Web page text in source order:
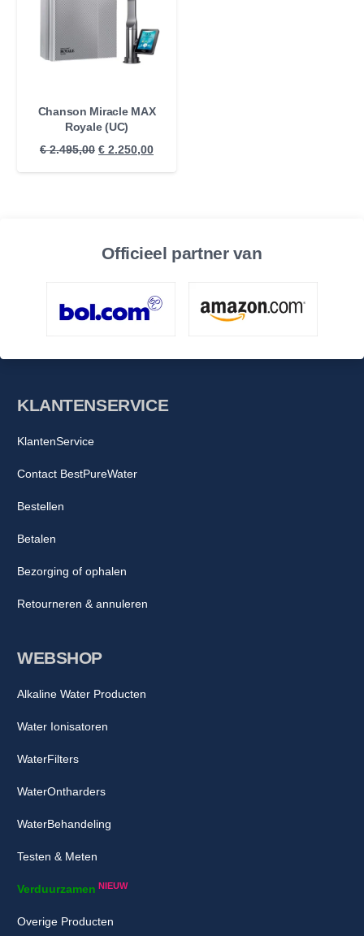
Chanson Miracle MAX
Royale (UC)
€2.495,00 Oorspronkelijke
prijs
€ 2.250,00Huidige
prijs
Officieel partner van
WEBSHOP
Alkaline Water Producten
Water Ionisatoren
WaterFilters
WaterOntharders
WaterBehandeling
Testen & Meten
Verduurzamen NIEUW
Overige Producten
KLANTENSERVICE
KlantenService
Contact BestPureWater
Bestellen
Betalen
Bezorging of ophalen
Retourneren & annuleren